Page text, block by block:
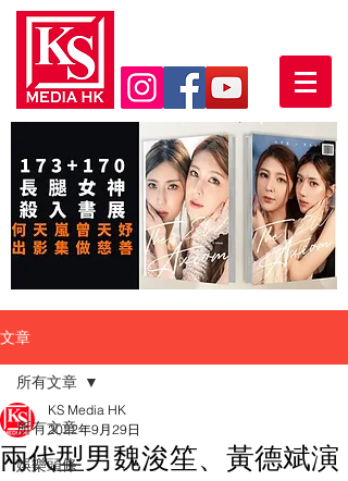
文章
所有文章
娛樂頭條
所有文章
兩代型男魏浚笙、黃德斌演
KS Media HK
2022年9月29日